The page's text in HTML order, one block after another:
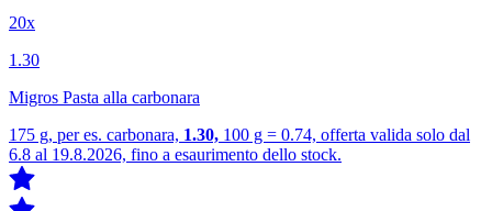
20x
1.30
Migros Pasta alla carbonara
175 g, per es. carbonara, 1.30, 100 g = 0.74, offerta valida solo dal
6.8 al 19.8.2026, fino a esaurimento dello stock.